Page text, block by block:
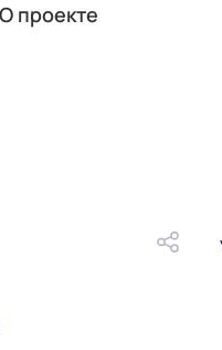
О проекте